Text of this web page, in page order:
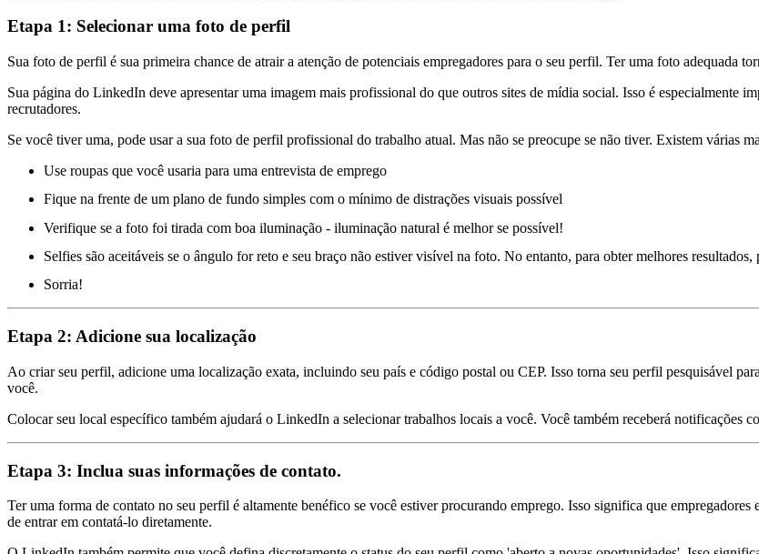
Etapa 1: Selecionar uma foto de perfil
Sua foto de perfil é sua primeira chance de atrair a atenção de potenciais empregadores para o seu perfil. Ter uma foto adequada
Sua página do LinkedIn deve apresentar uma imagem mais profissional do que outros sites de mídia social. Isso é especialmente
recrutadores.
Se você tiver uma, pode usar a sua foto de perfil profissional do trabalho atual. Mas não se preocupe se não tiver. Existem várias
Use roupas que você usaria para uma entrevista de emprego
Fique na frente de um plano de fundo simples com o mínimo de distrações visuais possível
Verifique se a foto foi tirada com boa iluminação - iluminação natural é melhor se possível!
Selfies são aceitáveis ​​se o ângulo for reto e seu braço não estiver visível na foto. No entanto, para obter melhores resultados,
Sorria!
Etapa 2: Adicione sua localização
Ao criar seu perfil, adicione uma localização exata, incluindo seu país e código postal ou CEP. Isso torna seu perfil pesquisável
você.
Colocar seu local específico também ajudará o LinkedIn a selecionar trabalhos locais a você. Você também receberá notificações
Etapa 3: Inclua suas informações de contato.
Ter uma forma de contato no seu perfil é altamente benéfico se você estiver procurando emprego. Isso significa que
de entrar em contatá-lo diretamente.